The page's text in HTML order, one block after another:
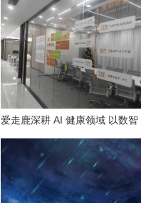
爱走鹿深耕 AI 健康领域 以数智
创新，赋能全民健康